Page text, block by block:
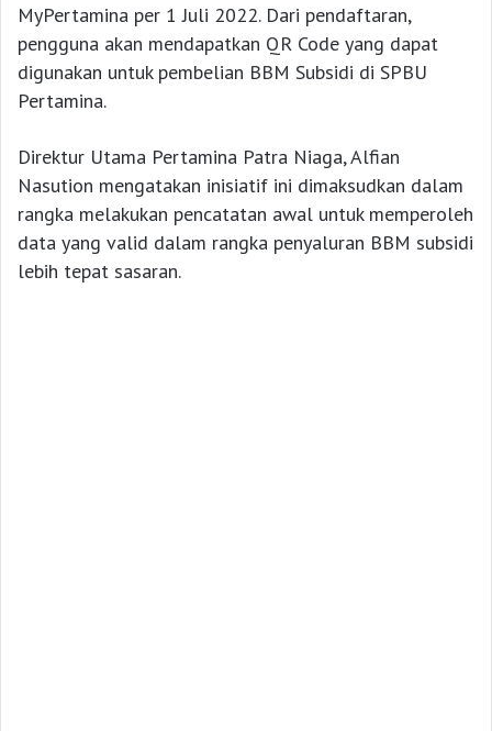
MyPertamina per 1 Juli 2022. Dari pendaftaran,
pengguna akan mendapatkan QR Code yang dapat
digunakan untuk pembelian BBM Subsidi di SPBU
Pertamina.
Direktur Utama Pertamina Patra Niaga, Alfian
Nasution mengatakan inisiatif ini dimaksudkan dalam
rangka melakukan pencatatan awal untuk memperoleh
data yang valid dalam rangka penyaluran BBM subsidi
lebih tepat sasaran.